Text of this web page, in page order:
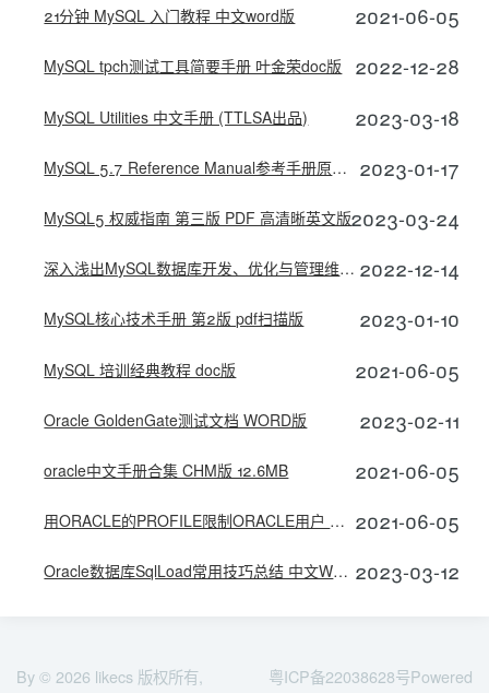
21分钟 MySQL 入门教程 中文word版 2021-06-05
MySQL tpch测试工具简要手册 叶金荣doc版 2022-12-28
MySQL Utilities 中文手册 (TTLSA出品) 2023-03-18
MySQL 5.7 Reference Manual参考手册原版 pdf完整版 2023-01-17
MySQL5 权威指南 第三版 PDF 高清晰英文版2023-03-24
深入浅出MySQL数据库开发、优化与管理维护(word版) 2022-12-14
MySQL核心技术手册 第2版 pdf扫描版 2023-01-10
MySQL 培训经典教程 doc版 2021-06-05
Oracle GoldenGate测试文档 WORD版 2023-02-11
oracle中文手册合集 CHM版 12.6MB 2021-06-05
用ORACLE的PROFILE限制ORACLE用户 中文WORD版 2021-06-05
Oracle数据库SqlLoad常用技巧总结 中文WORD版 2023-03-12
By © 2026 likecs 版权所有,
粤ICP备22038628号Powered